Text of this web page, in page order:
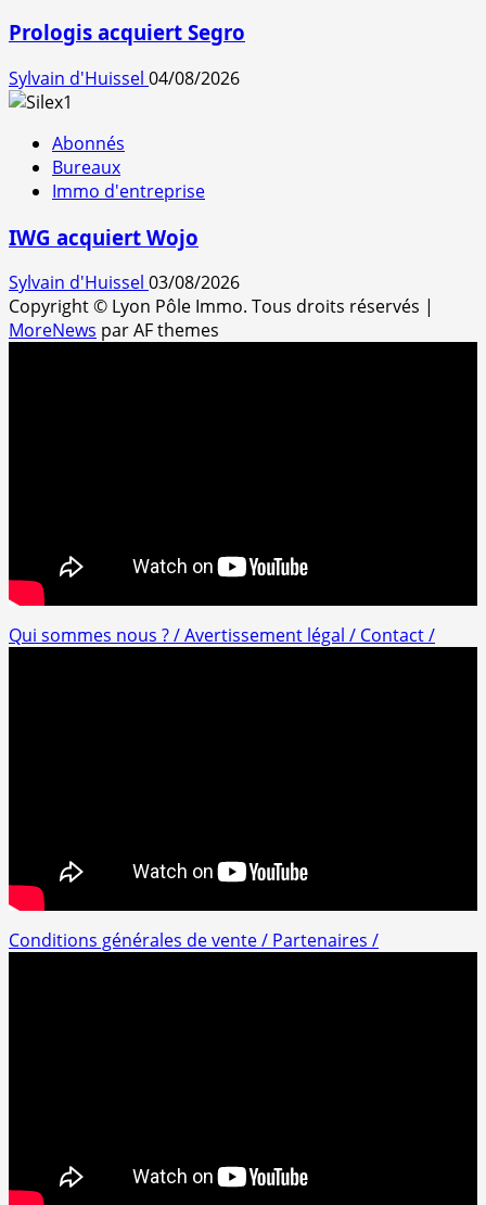
Prologis acquiert Segro
Sylvain d'Huissel 04/08/2026
Abonnés
Bureaux
Immo d'entreprise
IWG acquiert Wojo
Sylvain d'Huissel 03/08/2026
Copyright © Lyon Pôle Immo. Tous droits réservés |
MoreNews par AF themes
Qui sommes nous ? /Avertissement légal / Contact /
Conditions générales de vente / Partenaires /